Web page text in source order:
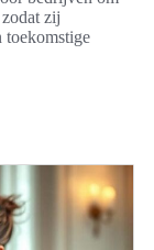
zij
toekomstige